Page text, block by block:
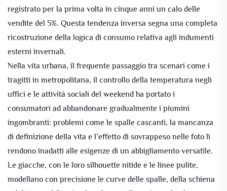
registrato per la prima volta in cinque anni un calo delle
vendite del 5%. Questa tendenza inversa segna una completa
ricostruzione della logica di consumo relativa agli indumenti
esterni invernali.
Nella vita urbana, il frequente passaggio tra scenari come i
tragitti in metropolitana, il controllo della temperatura negli
uffici e le attività sociali del weekend ha portato i
consumatori ad abbandonare gradualmente i piumini
ingombranti: problemi come le spalle cascanti, la mancanza
di definizione della vita e l’effetto di sovrappeso nelle foto li
rendono inadatti alle esigenze di un abbigliamento versatile.
Le giacche, con le loro silhouette nitide e le linee pulite,
modellano con precisione le curve delle spalle, della schiena